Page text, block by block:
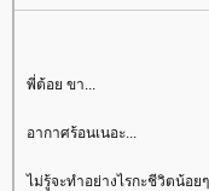
พี่ต้อย ขา...
อากาศร้อนเนอะ...
ไม่รู้จะทำอย่างไรกะชีวิตน้อยๆ